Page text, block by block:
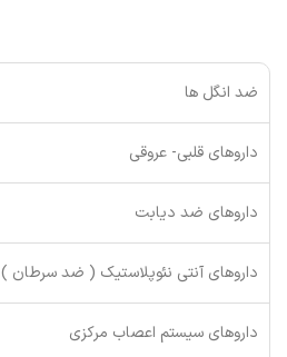
ضد انگل ها
داروهای قلبی- عروقی
داروهای ضد دیابت
داروهای آنتی نئوپلاستیک ( ضد سرطان )
داروهای سیستم اعصاب مرکزی